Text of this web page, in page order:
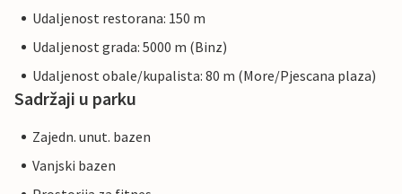
Udaljenost restorana: 150 m
Udaljenost grada: 5000 m (Binz)
Udaljenost obale/kupalista: 80 m (More/Pjescana plaza)
Sadržaji u parku
Zajedn. unut. bazen
Vanjski bazen